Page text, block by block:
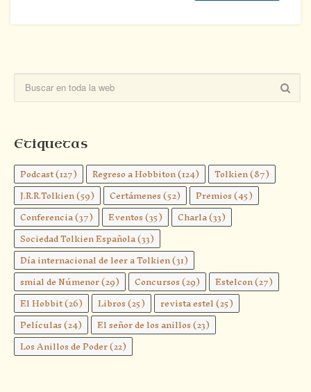
Etiquetas
Podcast(127) Regreso a Hobbiton(124) Tolkien(87)
J.R.R.Tolkien(59) Certámenes(52) Premios(45)
Conferencia(37) Eventos(35) Charla(33)
Sociedad Tolkien Española(33)
Día internacional de leer a Tolkien(31)
smial de Númenor(29) Concursos(29) Estelcon(27)
El Hobbit(26) Libros(25) revista estel(25)
Películas(24) El señor de los anillos(23)
Los Anillos de Poder(22)